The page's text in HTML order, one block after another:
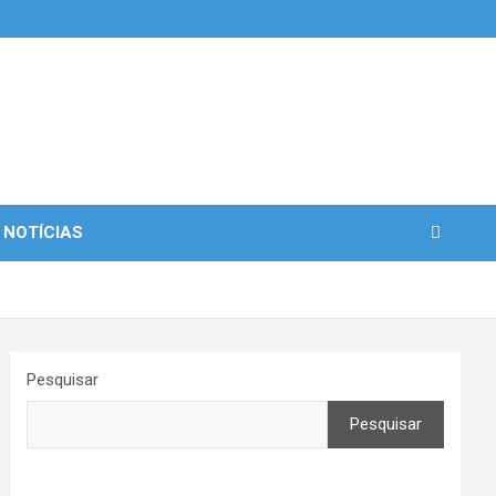
Pesquisar
Pesquisar